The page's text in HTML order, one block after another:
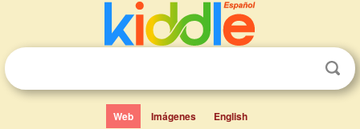
Web Imágenes English